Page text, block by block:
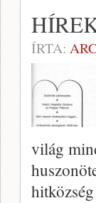
ÍRTA:
világ
hitközség